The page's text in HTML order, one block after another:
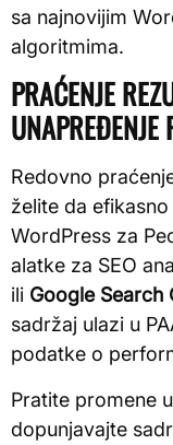
sa najnovijim
algoritmima.
PRAĆENJE
UNAPREĐENJE
Redovno
želite da
WordPress za
alatke za SEO
ili Google Search
sadržaj ulazi u
podatke o
Pratite promene
dopunjavajte